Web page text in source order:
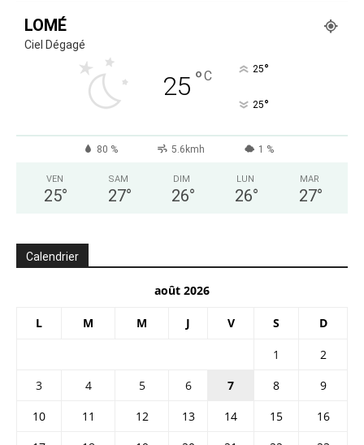
LOMÉ
Ciel Dégagé
25 °C 25°
25°
80 % 5.6kmh 1 %
VEN
25°
SAM
27°
DIM
26°
LUN
26°
MAR
27°
Calendrier
août 2026
L M M J V S D
1
2
3
4 5 6 7 8
9
10
11 12 13 14 15
16